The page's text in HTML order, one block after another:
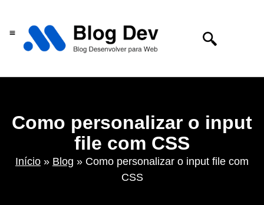
Como personalizar o input
file com CSS
Início » Blog » Como personalizar o input file com
CSS